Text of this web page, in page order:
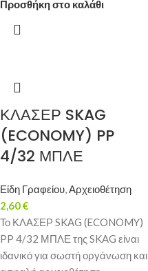
Προσθήκη στο καλάθι
ΚΛΑΣΕΡ SKAG
(ECONOMY) PP
4/32 ΜΠΛΕ
Είδη Γραφείου,Αρχειοθέτηση
2,60€
Το ΚΛΑΣΕΡ SKAG (ECONOMY)
PP 4/32 ΜΠΛΕ της SKAG είναι
ιδανικό για σωστή οργάνωση και